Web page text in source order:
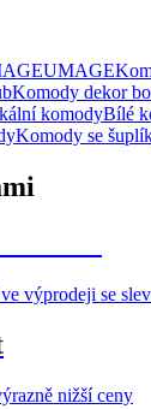
UMAGE
Komody dekor
komodyBílé
Komody se
výprodeji se
nižší ceny